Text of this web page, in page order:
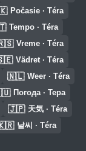
Počasie · Téra
Tempo · Téra
Vreme · Téra
Vädret · Téra
🇳🇱 Weer · Téra
Погода · Тера
🇯🇵 天気 · Téra
날씨 · Téra